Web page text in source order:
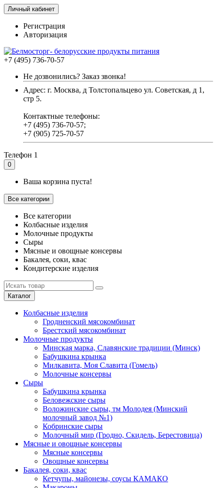
Личный кабинет
Регистрация
Авторизация
+7 (495) 736-70-57
Не дозвонились? Заказ звонка!
Адрес: г. Москва, д Толстопальцево ул. Советская, д 1,
стр 5.
Контактные телефоны:
+7 (495) 736-70-57;
+7 (905) 725-70-57
Телефон 1
0
Ваша корзина пуста!
Все категории
Все категории
Колбасные изделия
Молочные продукты
Сыры
Мясные и овощные консервы
Бакалея, соки, квас
Кондитерские изделия
Каталог
Колбасные изделия
Гродненский мясокомбинат
Брестский мясокомбинат
Молочные продукты
Минская марка, Славянские традиции (Минск)
Бабушкина крынка
Милкавита, Моя Славита (Гомель)
Молочные консервы
Сыры
Бабушкина крынка
Беловежские сыры
Воложинские сыры, тм Молодея (Минский
молочный завод №1)
Кобринские сыры
Молочный мир (Гродно, Скидель, Берестовица)
Мясные и овощные консервы
Мясные консервы
Овощные консервы
Бакалея, соки, квас
Кетчупы, майонезы, соусы КАМАКО